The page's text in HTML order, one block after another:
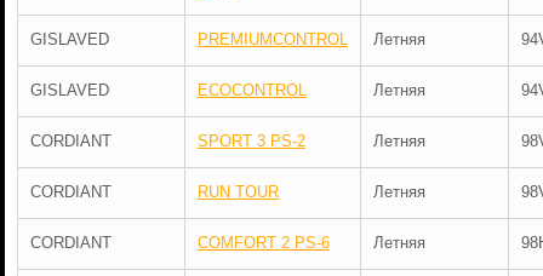
GISLAVED PREMIUMCONTROL Летняя
GISLAVED ECOCONTROL Летняя
CORDIANT SPORT 3 PS-2 Летняя
CORDIANT RUN TOUR Летняя
CORDIANT COMFORT 2 PS-6 Летняя